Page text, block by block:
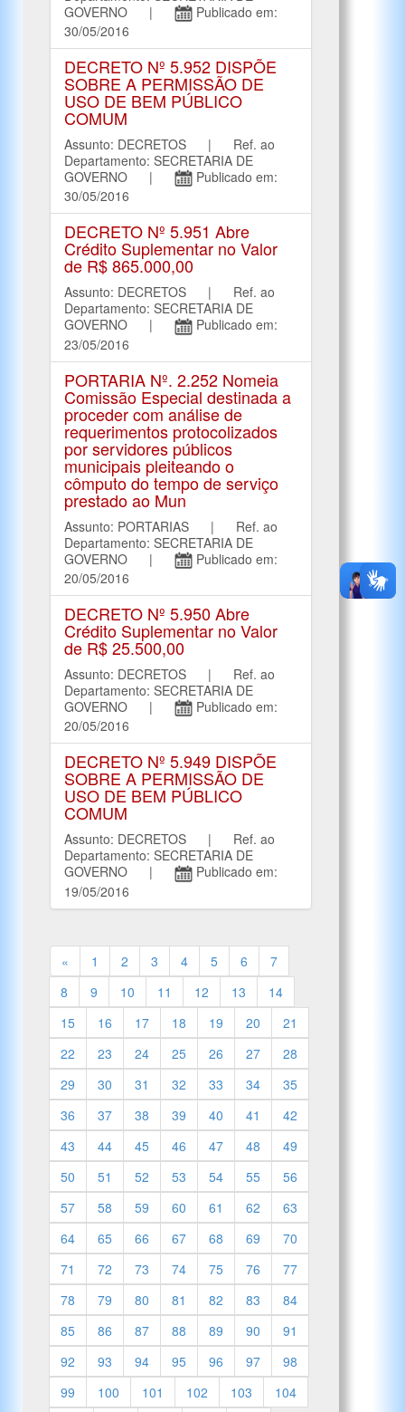
GOVERNO |
Publicado em:
30/05/2016
DECRETO Nº 5.952 DISPÕE
SOBRE A PERMISSÃO DE
USO DE BEM PÚBLICO
COMUM
Assunto: DECRETOS | Ref. ao
Departamento: SECRETARIA DE
GOVERNO |
Publicado em:
30/05/2016
DECRETO Nº 5.951 Abre
Crédito Suplementar no Valor
de R$ 865.000,00
Assunto: DECRETOS | Ref. ao
Departamento: SECRETARIA DE
GOVERNO |
Publicado em:
23/05/2016
PORTARIA Nº. 2.252 Nomeia
Comissão Especial destinada a
proceder com análise de
requerimentos protocolizados
por servidores públicos
municipais pleiteando o
cômputo do tempo de serviço
prestado ao Mun
Assunto: PORTARIAS | Ref. ao
Departamento: SECRETARIA DE
GOVERNO |
Publicado em:
20/05/2016
DECRETO Nº 5.950 Abre
Crédito Suplementar no Valor
de R$ 25.500,00
Assunto: DECRETOS | Ref. ao
Departamento: SECRETARIA DE
GOVERNO |
Publicado em:
20/05/2016
DECRETO Nº 5.949 DISPÕE
SOBRE A PERMISSÃO DE
USO DE BEM PÚBLICO
COMUM
Assunto: DECRETOS | Ref. ao
Departamento: SECRETARIA DE
GOVERNO |
Publicado em:
19/05/2016
« 1 2 3 4 5 6
7
8
9 10 11 12 13
14
15
16 17 18 19 20
21
22
23 24 25 26 27
28
29
30 31 32 33 34
35
36
37 38 39 40 41
42
43
44 45 46 47 48
49
50
51 52 53 54 55
56
57
58 59 60 61 62
63
64
65 66 67 68 69
70
71
72 73 74 75 76
77
78
79 80 81 82 83
84
85
86 87 88 89 90
91
92
93 94 95 96 97
98
99
100 101 102 103
104